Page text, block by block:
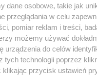
dino
2 gazetki
Dodaj
osobowe, takie jak
przeglądania w celu
pomiar reklam i treści,
możemy używać
do celów
technologii poprzez
przycisk ustawień